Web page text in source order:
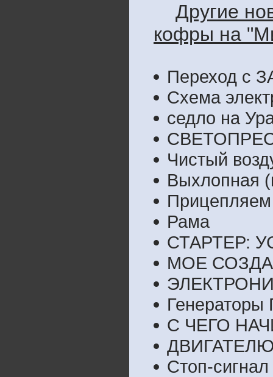
Другие
кофры на
Переход с
Схема
седло на
Чистый
Выхлопная
Прицепляем
Рама
СТАРТЕР:
МОЕ
С ЧЕГО
Cтоп-